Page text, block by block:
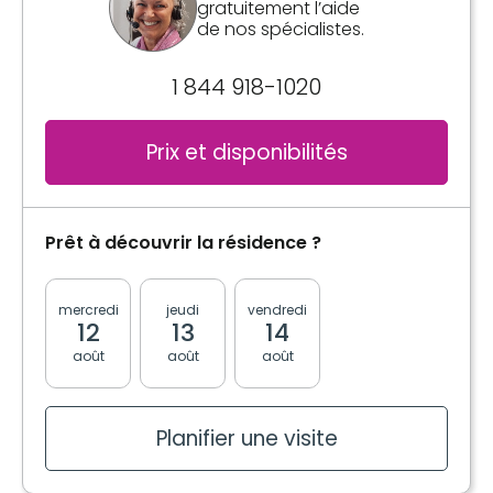
Électricité / Chauffage
Ligne téléphonique
Planifier une visite
Réfrigérateur
Services inclus à l'unité
Électricité / Chauffage
Planifier une visite
gratuitement l’aide
de nos spécialistes.
1 844 918-1020
Prix et disponibilités
Prêt à découvrir la résidence ?
mercredi
12
août
jeudi
13
août
vendredi
14
août
Planifier une visite